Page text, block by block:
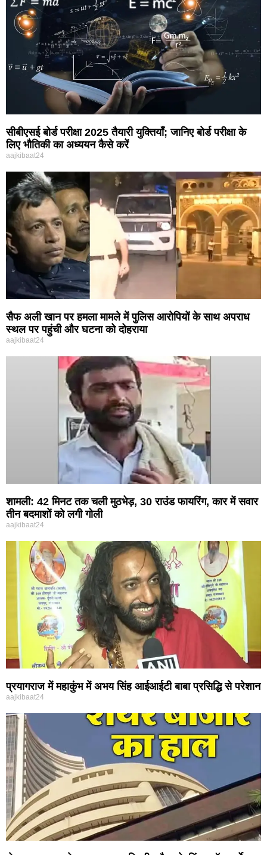
सीबीएसई बोर्ड परीक्षा 2025 तैयारी युक्तियाँ; जानिए बोर्ड परीक्षा के
लिए भौतिकी का अध्ययन कैसे करें
aajkibaat24
सैफ अली खान पर हमला मामले में पुलिस आरोपियों के साथ अपराध
स्थल पर पहुंची और घटना को दोहराया
aajkibaat24
शामली: 42 मिनट तक चली मुठभेड़, 30 राउंड फायरिंग, कार में सवार
तीन बदमाशों को लगी गोली
aajkibaat24
प्रयागराज में महाकुंभ में अभय सिंह आईआईटी बाबा प्रसिद्धि से परेशान
aajkibaat24